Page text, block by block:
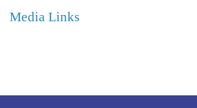
Media Links